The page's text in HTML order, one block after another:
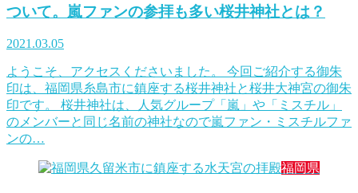
ついて。嵐ファンの参拝も多い桜井神社とは？
2021.03.05
ようこそ、アクセスくださいました。 今回ご紹介する御朱
印は、福岡県糸島市に鎮座する桜井神社と桜井大神宮の御朱
印です。 桜井神社は、人気グループ「嵐」や「ミスチル」
のメンバーと同じ名前の神社なので嵐ファン・ミスチルファ
ンの…
福岡県